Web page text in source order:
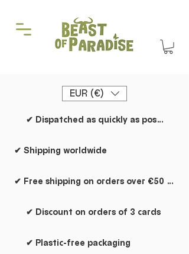
EUR (€)
✔ Dispatched as quickly as possible
✔ Shipping worldwide
✔ Free shipping on orders over €50 within the Netherlands
✔ Discount on orders of 3 cards
✔ Plastic-free packaging